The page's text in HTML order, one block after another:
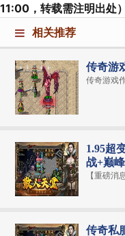
11:00，转载需注明出处）
相关推荐
传奇游
传奇游戏
1.95超
战+巅
【重磅消
传奇私